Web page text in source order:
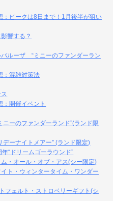
ピークは8日まで！1月後半が狙い
響する？
ルーザ “ミニーのファンダーラン
：混雑対策法
開催イベント
ーのファンダーランド”(ランド限
ーナイトメアー” (ランド限定)
“ドリームゴーラウンド”
・オール・オブ・アス(シー限定)
ト・ウィンタータイム・ワンダー
フェルト・ストロベリーギフト(シ